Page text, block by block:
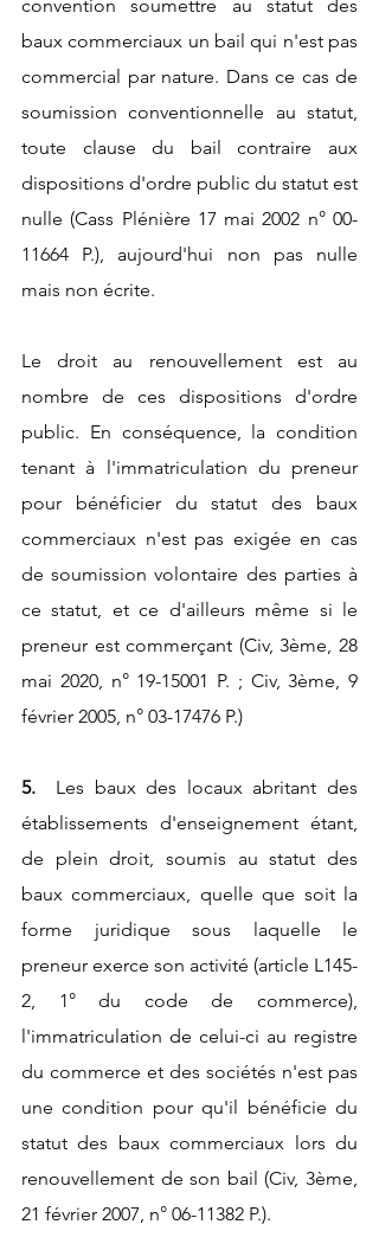
convention soumettre au statut des
baux commerciaux un bail qui n'est pas
commercial par nature. Dans ce cas de
soumission conventionnelle au statut,
toute clause du bail contraire aux
dispositions d'ordre public du statut est
nulle (Cass Plénière 17 mai 2002 n° 00-
11664 P.), aujourd'hui non pas nulle
mais non écrite.
Le droit au renouvellement est au
nombre de ces dispositions d'ordre
public. En conséquence, la condition
tenant à l'immatriculation du preneur
pour bénéficier du statut des baux
commerciaux n'est pas exigée en cas
de soumission volontaire des parties à
ce statut, et ce d'ailleurs même si le
preneur est commerçant (Civ, 3ème, 28
mai 2020, n° 19-15001 P. ; Civ, 3ème, 9
février 2005, n° 03-17476 P.)
5. Les baux des locaux abritant des
établissements d'enseignement étant,
de plein droit, soumis au statut des
baux commerciaux, quelle que soit la
forme juridique sous laquelle le
preneur exerce son activité (article L145-
2, 1° du code de commerce),
l'immatriculation de celui-ci au registre
du commerce et des sociétés n'est pas
une condition pour qu'il bénéficie du
statut des baux commerciaux lors du
renouvellement de son bail (Civ, 3ème,
21 février 2007, n° 06-11382 P.).